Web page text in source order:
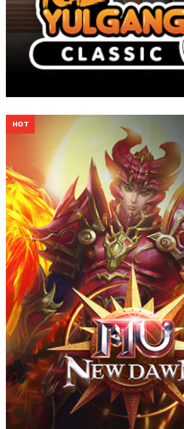
ร่วมสัมผัสความมันส์ตามแบบ MU ต้นฉบับที่คุณคุ้
ผจญภัยครั้งใหม่ในโลกแห่ง MU New
Website
Download